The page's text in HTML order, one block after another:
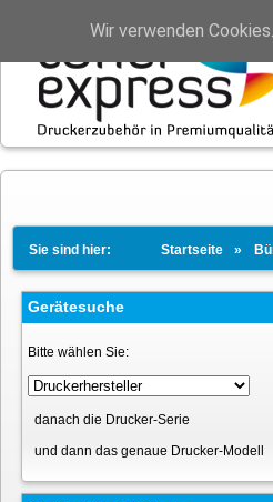
Sie sind hier: Startseite
Gerätesuche
Bitte wählen Sie:
danach die Drucker-Serie
und dann das genaue Drucker-Modell
Wir verwenden